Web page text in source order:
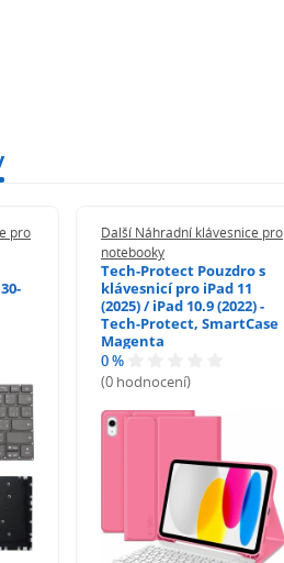
pro
Další Náhradní klávesnice pro
notebooky
Tech-Protect Pouzdro s
klávesnicí pro iPad 11
(2025) / iPad 10.9 (2022) -
Tech-Protect, SmartCase
Magenta
0 %
(0 hodnocení)